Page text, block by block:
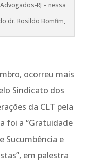
RJ – nessa
dr. Rosildo Bomfim,
ocorreu mais
Sindicato dos
da CLT pela
foi a “Gratuidade
Sucumbência e
em palestra